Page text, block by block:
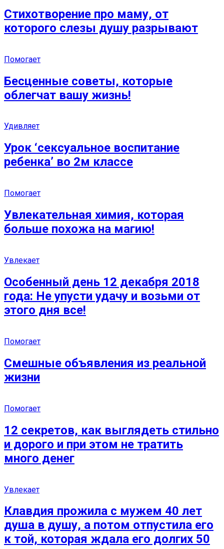
Стихотворение про маму, от
которого слезы душу разрывают
Помогает
Бесценные советы, которые
облегчат вашу жизнь!
Удивляет
Урок ‘сексуальное воспитание
ребенка’ во 2м классе
Помогает
Увлекательная химия, которая
больше похожа на магию!
Увлекает
Особенный день 12 декабря 2018
года: Не упусти удачу и возьми от
этого дня все!
Помогает
Смешные объявления из реальной
жизни
Помогает
12 секретов, как выглядеть стильно
и дорого и при этом не тратить
много денег
Увлекает
Клавдия прожила с мужем 40 лет
душа в душу, а потом отпустила его
к той, которая ждала его долгих 50